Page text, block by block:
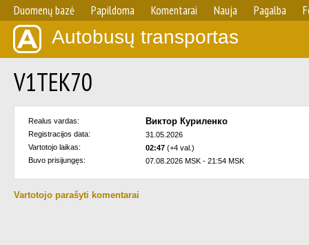
Duomenų bazė Papildoma Komentarai Nauja Pagalba
Autobusų transportas
V1TEK70
Realus vardas: Виктор Куриленко
Registracijos data:
31.05.2026
Vartotojo laikas:
02:47 (+4 val.)
Buvo prisijungęs:
07.08.2026 MSK - 21:54 MSK
Vartotojo parašyti komentarai